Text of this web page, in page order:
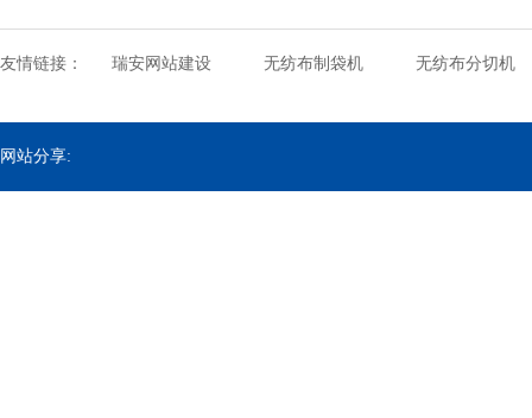
友情链接： 瑞安网站建设 无纺布制袋机 无纺布分切机
网站分享: